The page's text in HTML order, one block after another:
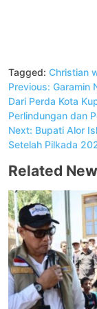
Tagged: Christian
Navigasi
pos
Previous: Garamin
Dari Perda Kota
Perlindungan dan
Next: Bupati Alor
Setelah Pilkada
Related